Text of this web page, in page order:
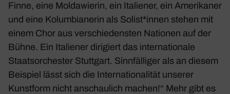
Finne, eine Molda­wierin, ein Italiener, ein Ameri­kaner
und eine Kolum­bia­nerin als Solist*innen stehen mit
einem Chor aus verschie­densten Nationen auf der
Bühne. Ein Italiener diri­giert das inter­na­tio­nale
Staats­or­chester Stutt­gart. Sinn­fäl­liger als an diesem
Beispiel lässt sich die Inter­na­tio­na­lität unserer
Kunst­form nicht anschau­lich machen!“ Mehr gibt es